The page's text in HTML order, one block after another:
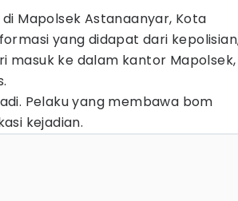
Mapolsek Astanaanyar, Kota
yang didapat dari
masuk ke dalam kantor Mapolsek,
Pelaku yang membawa bom
kejadian.